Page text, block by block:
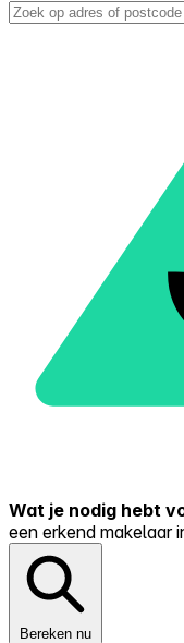
Wat je nodig hebt
een erkend makelaar
Bereken nu